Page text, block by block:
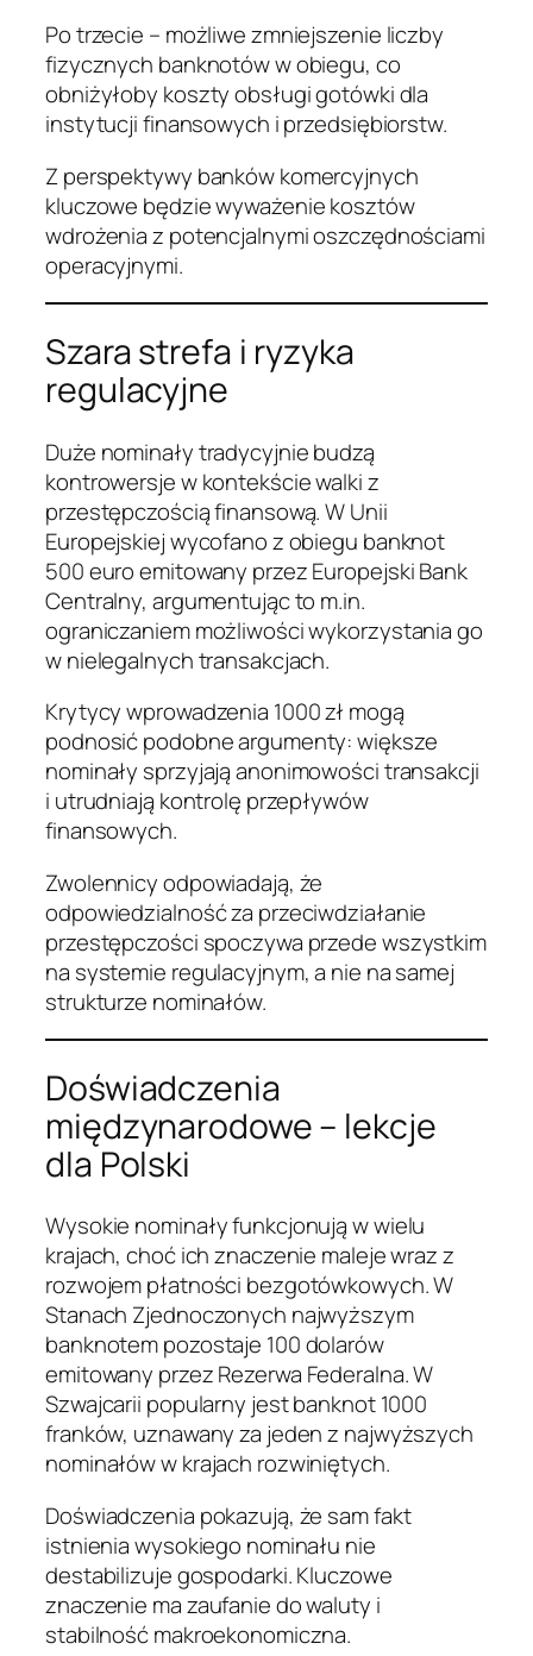
Po trzecie – możliwe zmniejszenie liczby
fizycznych banknotów w obiegu, co
obniżyłoby koszty obsługi gotówki dla
instytucji finansowych i przedsiębiorstw.
Z perspektywy banków komercyjnych
kluczowe będzie wyważenie kosztów
wdrożenia z potencjalnymi oszczędnościami
operacyjnymi.
Szara strefa i ryzyka
regulacyjne
Duże nominały tradycyjnie budzą
kontrowersje w kontekście walki z
przestępczością finansową. W Unii
Europejskiej wycofano z obiegu banknot
500 euro emitowany przez Europejski Bank
Centralny, argumentując to m.in.
ograniczaniem możliwości wykorzystania go
w nielegalnych transakcjach.
Krytycy wprowadzenia 1000 zł mogą
podnosić podobne argumenty: większe
nominały sprzyjają anonimowości transakcji
i utrudniają kontrolę przepływów
finansowych.
Zwolennicy odpowiadają, że
odpowiedzialność za przeciwdziałanie
przestępczości spoczywa przede wszystkim
na systemie regulacyjnym, a nie na samej
strukturze nominałów.
Doświadczenia
międzynarodowe – lekcje
dla Polski
Wysokie nominały funkcjonują w wielu
krajach, choć ich znaczenie maleje wraz z
rozwojem płatności bezgotówkowych. W
Stanach Zjednoczonych najwyższym
banknotem pozostaje 100 dolarów
emitowany przez Rezerwa Federalna. W
Szwajcarii popularny jest banknot 1000
franków, uznawany za jeden z najwyższych
nominałów w krajach rozwiniętych.
Doświadczenia pokazują, że sam fakt
istnienia wysokiego nominału nie
destabilizuje gospodarki. Kluczowe
znaczenie ma zaufanie do waluty i
stabilność makroekonomiczna.